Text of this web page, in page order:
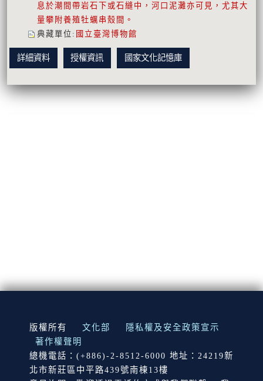
息於潮間帶岩石下或石縫中，河口泥灘亦可見，尤其大
量攀附養殖牡蠣串殼間。
典藏單位 : 國立臺灣博物館
詳細資料 授權資訊 國家文化記憶庫
:::
版權所有 文化部
隱私權及安全政策宣示
著作權聲明
總機電話：(+886)-2-8512-6000 地址：24219新
北市新莊區中平路439號南棟13樓